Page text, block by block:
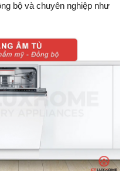
bộ và chuyên nghiệp như